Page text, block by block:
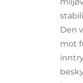
Den
mot